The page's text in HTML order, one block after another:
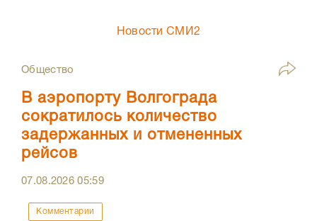
Новости СМИ2
Общество
В аэропорту Волгограда
сократилось количество
задержанных и отмененных
рейсов
07.08.202605:59
Комментарии